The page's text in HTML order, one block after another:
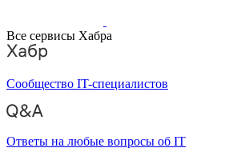
Все сервисы Хабра
Сообщество IT-специалистов
Ответы на любые вопросы об IT